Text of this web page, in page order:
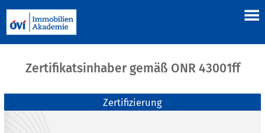
Zertifikatsinhaber gemäß ONR 43001ff
Zertifizierung